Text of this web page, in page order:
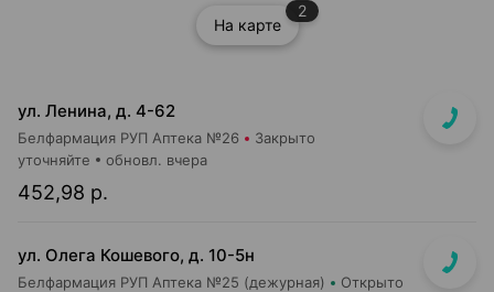
На карте
2
ул. Ленина, д. 4-62
Белфармация РУП Аптека №26 Закрыто
452,98 р.
уточняйте обновл. вчера
ул. Олега Кошевого, д. 10-5н
Белфармация РУП Аптека №25 (дежурная) Открыто